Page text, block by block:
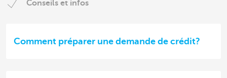
Conseils et infos
Comment préparer une demande de crédit?